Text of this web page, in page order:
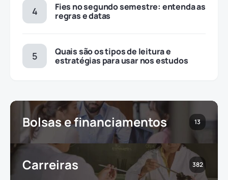
Fies no segundo semestre: entenda as
regras e datas
Quais são os tipos de leitura e
estratégias para usar nos estudos
Bolsas e financiamentos 13
Carreiras 382